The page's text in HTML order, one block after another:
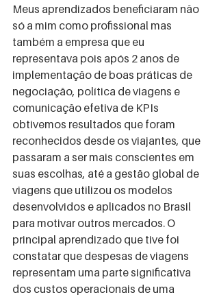
Meus aprendizados beneficiaram não
só a mim como profissional mas
também a empresa que eu
representava pois após 2 anos de
implementação de boas práticas de
negociação, política de viagens e
comunicação efetiva de KPIs
obtivemos resultados que foram
reconhecidos desde os viajantes, que
passaram a ser mais conscientes em
suas escolhas, até a gestão global de
viagens que utilizou os modelos
desenvolvidos e aplicados no Brasil
para motivar outros mercados. O
principal aprendizado que tive foi
constatar que despesas de viagens
representam uma parte significativa
dos custos operacionais de uma